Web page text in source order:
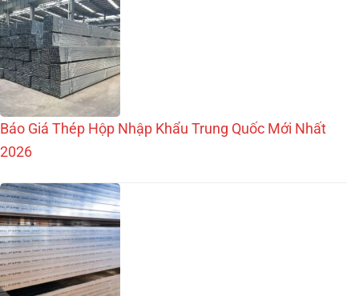
Báo Giá Thép Hộp Nhập Khẩu Trung Quốc Mới Nhất
2026